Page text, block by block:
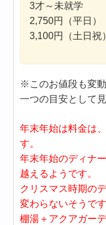
3才～未就学
2,750円（平日）
3,100円（土日祝）
※このお値段も変動
一つの目安として
年末年始は料金は
す。
年末年始のディナ
越えるようです。
クリスマス時期の
変わらないそうです
棚湯＋アクアガー